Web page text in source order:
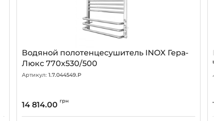
Водяной полотенцесушитель INOX Гера-
Люкс 770х530/500
Артикул: 1.7.044549.P
14 814.00 грн